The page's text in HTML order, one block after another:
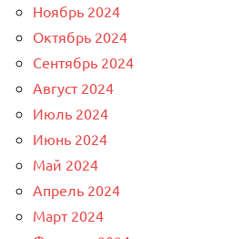
Ноябрь 2024
Октябрь 2024
Сентябрь 2024
Август 2024
Июль 2024
Июнь 2024
Май 2024
Апрель 2024
Март 2024